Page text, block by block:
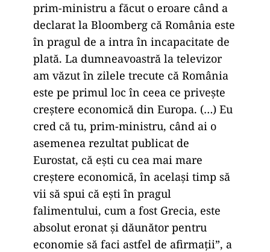
prim-ministru a făcut o eroare când a
declarat la Bloomberg că România este
în pragul de a intra în incapacitate de
plată. La dumneavoastră la televizor
am văzut în zilele trecute că România
este pe primul loc în ceea ce privește
creștere economică din Europa. (…) Eu
cred că tu, prim-ministru, când ai o
asemenea rezultat publicat de
Eurostat, că ești cu cea mai mare
creștere economică, în același timp să
vii să spui că ești în pragul
falimentului, cum a fost Grecia, este
absolut eronat și dăunător pentru
economie să faci astfel de afirmații”, a